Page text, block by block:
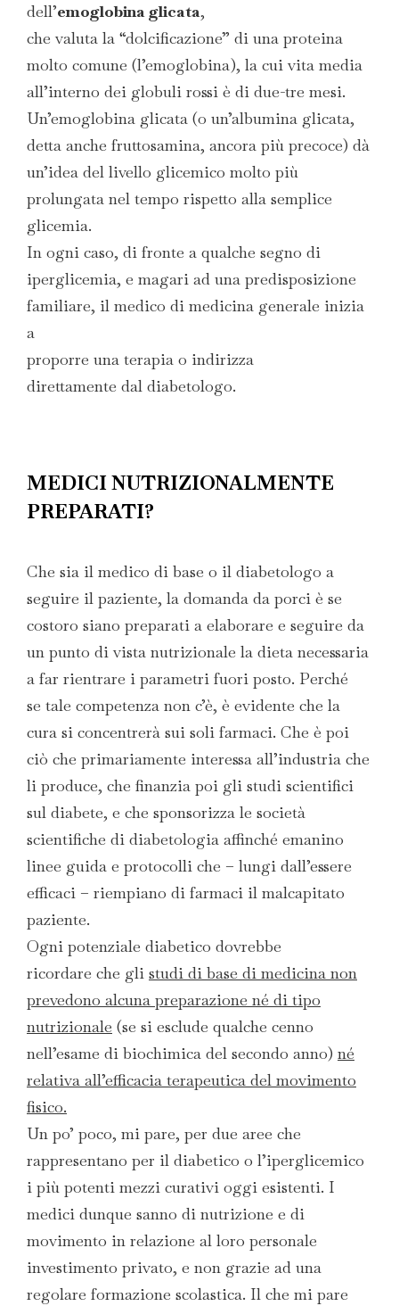
dell’emoglobina glicata,
che valuta la “dolcificazione” di una proteina
molto comune (l’emoglobina), la cui vita media
all’interno dei globuli rossi è di due-tre mesi.
Un’emoglobina glicata (o un’albumina glicata,
detta anche fruttosamina, ancora più precoce) dà
un’idea del livello glicemico molto più
prolungata nel tempo rispetto alla semplice
glicemia.
In ogni caso, di fronte a qualche segno di
iperglicemia, e magari ad una predisposizione
familiare, il medico di medicina generale inizia
a
proporre una terapia o indirizza
direttamente dal diabetologo.
MEDICI NUTRIZIONALMENTE
PREPARATI?
Che sia il medico di base o il diabetologo a
seguire il paziente, la domanda da porci è se
costoro siano preparati a elaborare e seguire da
un punto di vista nutrizionale la dieta necessaria
a far rientrare i parametri fuori posto. Perché
se tale competenza non c’è, è evidente che la
cura si concentrerà sui soli farmaci. Che è poi
ciò che primariamente interessa all’industria che
li produce, che finanzia poi gli studi scientifici
sul diabete, e che sponsorizza le società
scientifiche di diabetologia affinché emanino
linee guida e protocolli che – lungi dall’essere
efficaci – riempiano di farmaci il malcapitato
paziente.
Ogni potenziale diabetico dovrebbe
ricordare che gli studi di base di medicina non
prevedono alcuna preparazione né di tipo
nutrizionale (se si esclude qualche cenno
nell’esame di biochimica del secondo anno) né
relativa all’efficacia terapeutica del movimento
fisico.
Un po’ poco, mi pare, per due aree che
rappresentano per il diabetico o l’iperglicemico
i più potenti mezzi curativi oggi esistenti. I
medici dunque sanno di nutrizione e di
movimento in relazione al loro personale
investimento privato, e non grazie ad una
regolare formazione scolastica. Il che mi pare